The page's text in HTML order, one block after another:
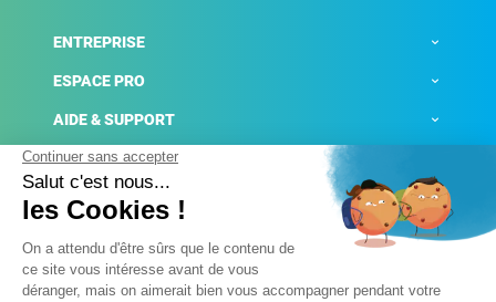
ENTREPRISE
ESPACE PRO
AIDE & SUPPORT
ACTUALITÉS
Mentions légales